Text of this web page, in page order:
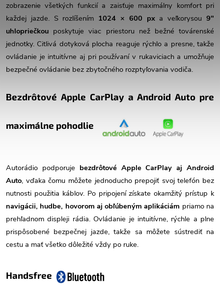
zobrazenie všetkých funkcií a zaisťuje maximálny komfort pri
každej jazde. S rozlíšením 1024 × 600 pxa veľkorysou9"
uhlopriečkou poskytuje viac priestoru než bežné továrenské
jednotky. Citlivá dotyková plocha reaguje rýchlo a presne, takže
ovládanie je intuitívne aj pri používaní v rukaviciach a umožňuje
bezpečné ovládanie bez zbytočného rozptyľovania vodiča.
Bezdrôtové Apple CarPlay a Android Auto pre
maximálne pohodlie
Autorádio podporuje bezdrôtové Apple CarPlay aj Android
Auto, vďaka čomu môžete jednoducho prepojiť svoj telefón bez
nutnosti použitia káblov. Po pripojení získate okamžitý prístup k
navigácii, hudbe, hovorom aj obľúbeným aplikáciám priamo na
prehľadnom displeji rádia. Ovládanie je intuitívne, rýchle a plne
prispôsobené bezpečnej jazde, takže sa môžete sústrediť na
cestu a mať všetko dôležité vždy po ruke.
Handsfree